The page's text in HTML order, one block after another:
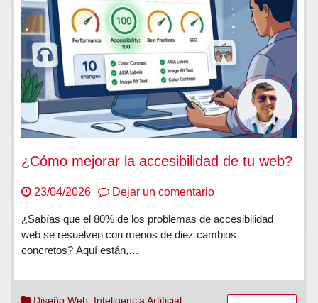
¿Cómo mejorar la accesibilidad de tu web?
23/04/2026 Dejar un comentarioen
mejorar
la
¿Sabías que el 80% de los problemas de accesibilidad
web se resuelven con menos de diez cambios
concretos? Aquí están,…
Diseño Web Inteligencia Artificial